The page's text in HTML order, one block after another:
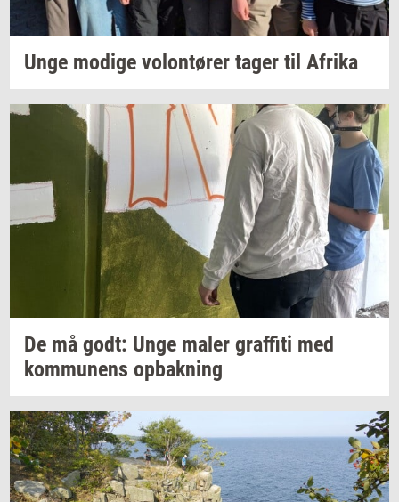
Unge mo­di­ge vo­lontø­rer tager til Afri­ka
De må godt: Unge maler graf­fi­ti med
kom­mu­nens op­bak­ning